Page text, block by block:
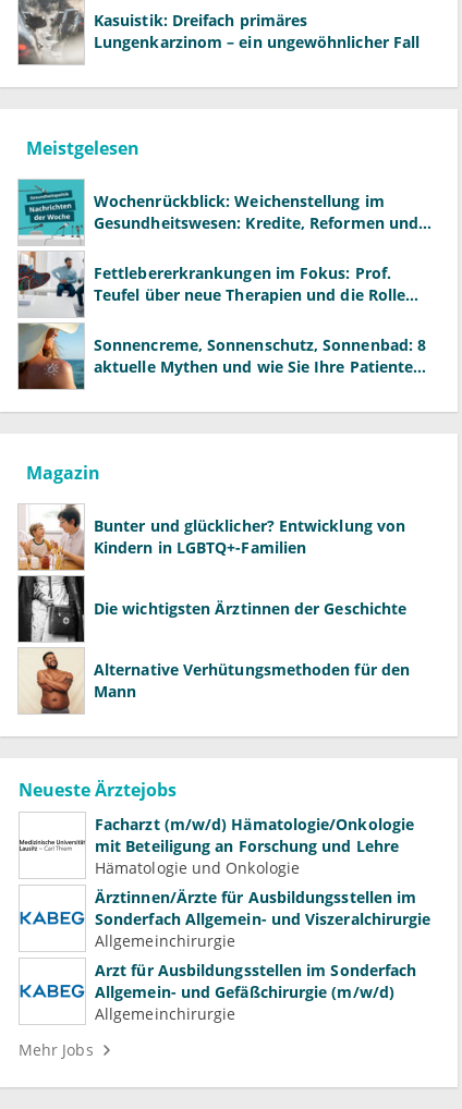
Kasuistik: Dreifach primäres
Lungenkarzinom – ein ungewöhnlicher Fall
Meistgelesen
Wochenrückblick: Weichenstellung im
Gesundheitswesen: Kredite, Reformen und
Fettlebererkrankungen im Fokus: Prof.
Teufel über neue Therapien und die Rolle
Sonnencreme, Sonnenschutz, Sonnenbad: 8
aktuelle Mythen und wie Sie Ihre Patienten
Magazin
Bunter und glücklicher? Entwicklung von
Kindern in LGBTQ+-Familien
Die wichtigsten Ärztinnen der Geschichte
Alternative Verhütungsmethoden für den
Mann
Neueste Ärztejobs
Facharzt (m/w/d) Hämatologie/Onkologie
mit Beteiligung an Forschung und Lehre
Hämatologie und Onkologie
Ärztinnen/Ärzte für Ausbildungsstellen im
Sonderfach Allgemein- und Viszeralchirurgie
Allgemeinchirurgie
Arzt für Ausbildungsstellen im Sonderfach
Allgemein- und Gefäßchirurgie (m/w/d)
Allgemeinchirurgie
Mehr Jobs